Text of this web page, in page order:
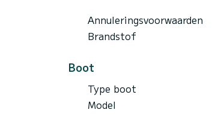
Annuleringsvoorwaarden
Brandstof
Boot
Type boot
Model